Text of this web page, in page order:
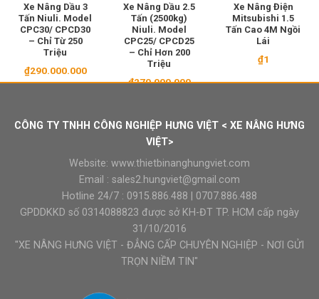
Xe Nâng Dầu 3
Tấn Niuli. Model
CPC30/ CPCD30
– Chỉ Từ 250
Triệu
₫290.000.000
Xe Nâng Dầu 2.5
Tấn (2500kg)
Niuli. Model
CPC25/ CPCD25
– Chỉ Hơn 200
Triệu
₫270.000.000
Xe Nâng Điện
Mitsubishi 1.5
Tấn Cao 4M Ngồi
Lái
₫1
CÔNG TY TNHH CÔNG NGHIỆP HƯNG VIỆT < XE NÂNG HƯNG
VIỆT>
Website: www.thietbinanghungviet.com
Email : sales2.hungviet@gmail.com
Hotline 24/7 : 0915.886.488
0707.886.488
GPDDKKD số 0314088823 được sở KH-ĐT TP. HCM cấp ngày
31/10/2016
"XE NÂNG HƯNG VIỆT - ĐẲNG CẤP CHUYÊN NGHIỆP - NƠI GỬI
TRỌN NIỀM TIN"